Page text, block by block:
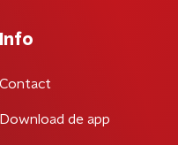
Info
Contact
Download de app